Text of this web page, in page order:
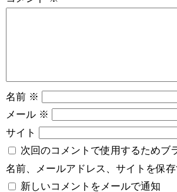
名前 ※
メール ※
サイト
次回のコメントで使用するためブ
名前、メールアドレス、サイトを保存
新しいコメントをメールで通知